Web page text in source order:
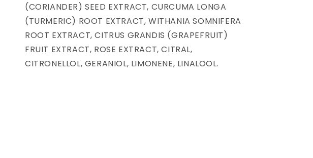
(CORIANDER) SEED EXTRACT, CURCUMA LONGA
(TURMERIC) ROOT EXTRACT, WITHANIA SOMNIFERA
ROOT EXTRACT, CITRUS GRANDIS (GRAPEFRUIT)
FRUIT EXTRACT, ROSE EXTRACT, CITRAL,
CITRONELLOL, GERANIOL, LIMONENE, LINALOOL.